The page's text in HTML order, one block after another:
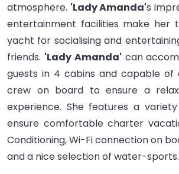
atmosphere. 'Lady Amanda's
entertainment facilities make her
yacht for socialising and
friends. 'Lady Amanda' can
guests in 4 cabins and capable
crew on board to ensure a
experience. She features a
ensure comfortable charter
Conditioning, Wi-Fi connection on
and a nice selection of water-sports.